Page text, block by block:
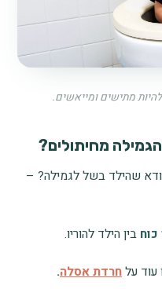
מתישים ומייאשים.
מחיתולים?
שהילד בשל לגמילה? –
בין הילד להוריו.
עלחרדת אסלה.